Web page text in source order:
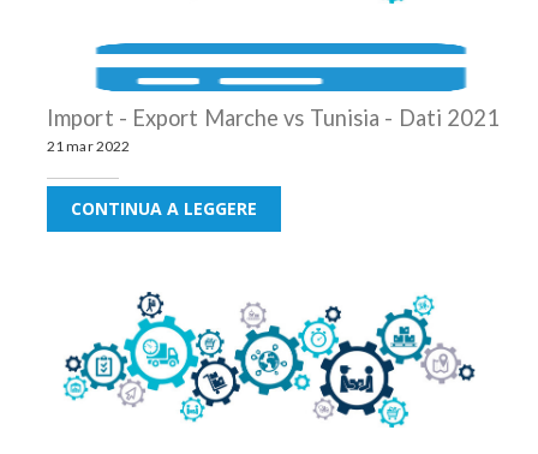
Import - Export Marche vs Tunisia - Dati 2021
21 mar 2022
CONTINUA A LEGGERE